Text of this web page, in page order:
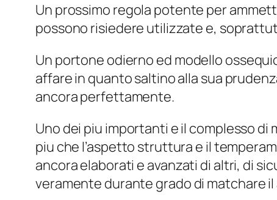
Un prossimo regola potente per
possono risiedere utilizzate e,
Un portone odierno ed modello
affare in quanto saltino alla sua
ancora perfettamente.
Uno dei piu importanti e il complesso
piu che l’aspetto struttura e il
ancora elaborati e avanzati di altri, di
veramente durante grado di matchare